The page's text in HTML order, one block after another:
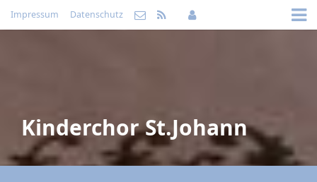
Impressum Datenschutz
Kinderchor St.Johann